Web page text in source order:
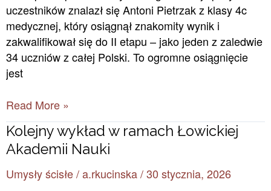
uczestników znalazł się Antoni Pietrzak z klasy 4c
medycznej, który osiągnął znakomity wynik i
zakwalifikował się do II etapu – jako jeden z zaledwie
34 uczniów z całej Polski. To ogromne osiągnięcie
jest
Read More »
Kolejny wykład w ramach Łowickiej
Akademii Nauki
Umysły ścisłe/a.rkucinska/30 stycznia, 2026
Kolejny
wykład
ramach